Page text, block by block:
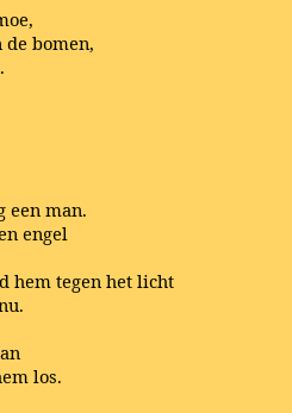
de bomen,
een man.
engel
hem tegen het licht
los.